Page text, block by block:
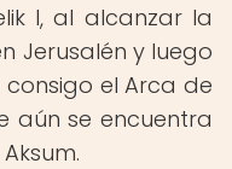
I, al alcanzar la
Jerusalén y luego
el Arca de
aún se encuentra